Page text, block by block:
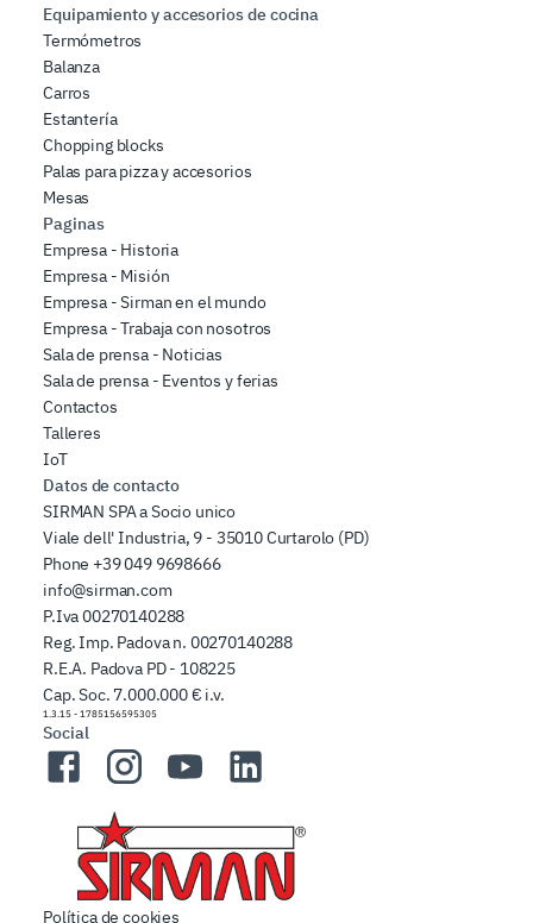
Equipamiento y accesorios de cocina
Termómetros
Balanza
Carros
Estantería
Chopping blocks
Palas para pizza y accesorios
Mesas
Paginas
Empresa - Historia
Empresa - Misión
Empresa - Sirman en el mundo
Empresa - Trabaja con nosotros
Sala de prensa - Noticias
Sala de prensa - Eventos y ferias
Contactos
Talleres
IoT
Datos de contacto
SIRMAN SPA a Socio unico
Viale dell' Industria, 9 - 35010 Curtarolo (PD)
Phone +39 049 9698666
info@sirman.com
P.Iva 00270140288
Reg. Imp. Padova n. 00270140288
R.E.A. Padova PD - 108225
Cap. Soc. 7.000.000 € i.v.
1.3.15 - 1785156595305
Social
FacebookInstagramYouTubeLinkedIn
Política de cookies